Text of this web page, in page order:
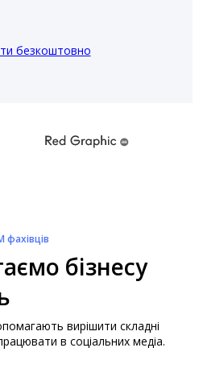
безкоштовно
фахівців
бізнесу
вирішити складні
в соціальних медіа.